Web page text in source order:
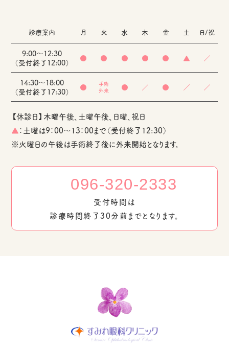
診療案内 月 火 水 木 金 土 日/祝
9:00～12:30
（受付終了12:00）
● ● ● ● ● ▲ ／
14:30～18:00
（受付終了17:30）
●
手術
外来
● ／ ● ／ ／
【休診日】木曜午後、土曜午後、日曜、祝日
▲：土曜は9：00～13：00まで（受付終了12:30）
※火曜日の午後は手術終了後に外来開始となります。
096-320-2333
受付時間は
診療時間終了30分前までとなります。